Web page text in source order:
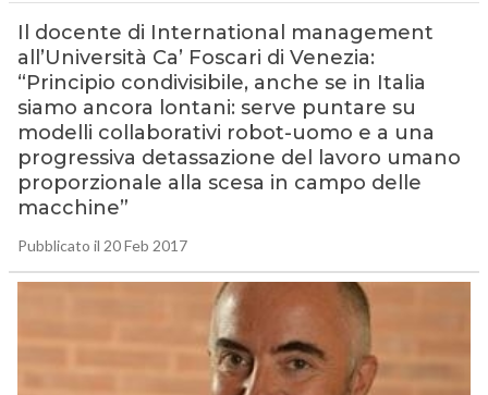
Il docente di International management
all’Università Ca’ Foscari di Venezia:
“Principio condivisibile, anche se in Italia
siamo ancora lontani: serve puntare su
modelli collaborativi robot-uomo e a una
progressiva detassazione del lavoro umano
proporzionale alla scesa in campo delle
macchine”
Pubblicato il 20 Feb 2017